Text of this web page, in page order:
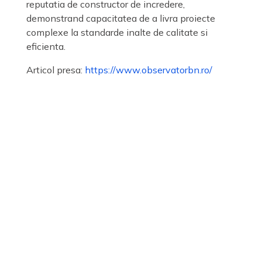
reputatia de constructor de incredere,
demonstrand capacitatea de a livra proiecte
complexe la standarde inalte de calitate si
eficienta.
Articol presa: https://www.observatorbn.ro/